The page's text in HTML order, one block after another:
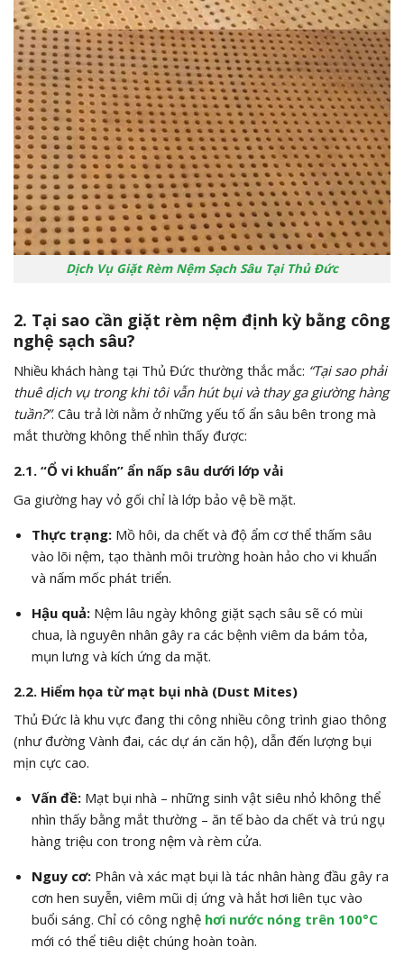
Dịch Vụ Giặt Rèm Nệm Sạch Sâu Tại Thủ Đức
2. Tại sao cần giặt rèm nệm định kỳ bằng công
nghệ sạch sâu?
Nhiều khách hàng tại Thủ Đức thường thắc mắc: “Tại sao phải
thuê dịch vụ trong khi tôi vẫn hút bụi và thay ga giường hàng
tuần?”. Câu trả lời nằm ở những yếu tố ẩn sâu bên trong mà
mắt thường không thể nhìn thấy được:
2.1. “Ổ vi khuẩn” ẩn nấp sâu dưới lớp vải
Ga giường hay vỏ gối chỉ là lớp bảo vệ bề mặt.
Thực trạng:Mồ hôi, da chết và độ ẩm cơ thể thấm sâu
vào lõi nệm, tạo thành môi trường hoàn hảo cho vi khuẩn
và nấm mốc phát triển.
Hậu quả:Nệm lâu ngày không giặt sạch sâu sẽ có mùi
chua, là nguyên nhân gây ra các bệnh viêm da bám tỏa,
mụn lưng và kích ứng da mặt.
2.2. Hiểm họa từ mạt bụi nhà (Dust Mites)
Thủ Đức là khu vực đang thi công nhiều công trình giao thông
(như đường Vành đai, các dự án căn hộ), dẫn đến lượng bụi
mịn cực cao.
Vấn đề:Mạt bụi nhà – những sinh vật siêu nhỏ không thể
nhìn thấy bằng mắt thường – ăn tế bào da chết và trú ngụ
hàng triệu con trong nệm và rèm cửa.
Nguy cơ:Phân và xác mạt bụi là tác nhân hàng đầu gây ra
cơn hen suyễn, viêm mũi dị ứng và hắt hơi liên tục vào
buổi sáng. Chỉ có công nghệ hơi nước nóng trên 100°C
mới có thể tiêu diệt chúng hoàn toàn.